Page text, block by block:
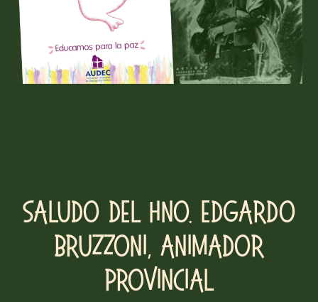
Saludo del Hno. Edgardo
Bruzzoni, Animador
Provincial